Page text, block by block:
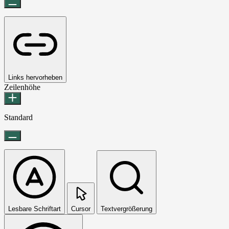
Links hervorheben
Zeilenhöhe
Standard
Lesbare Schriftart Cursor Textvergrößerung